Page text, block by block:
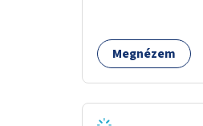
Megnézem